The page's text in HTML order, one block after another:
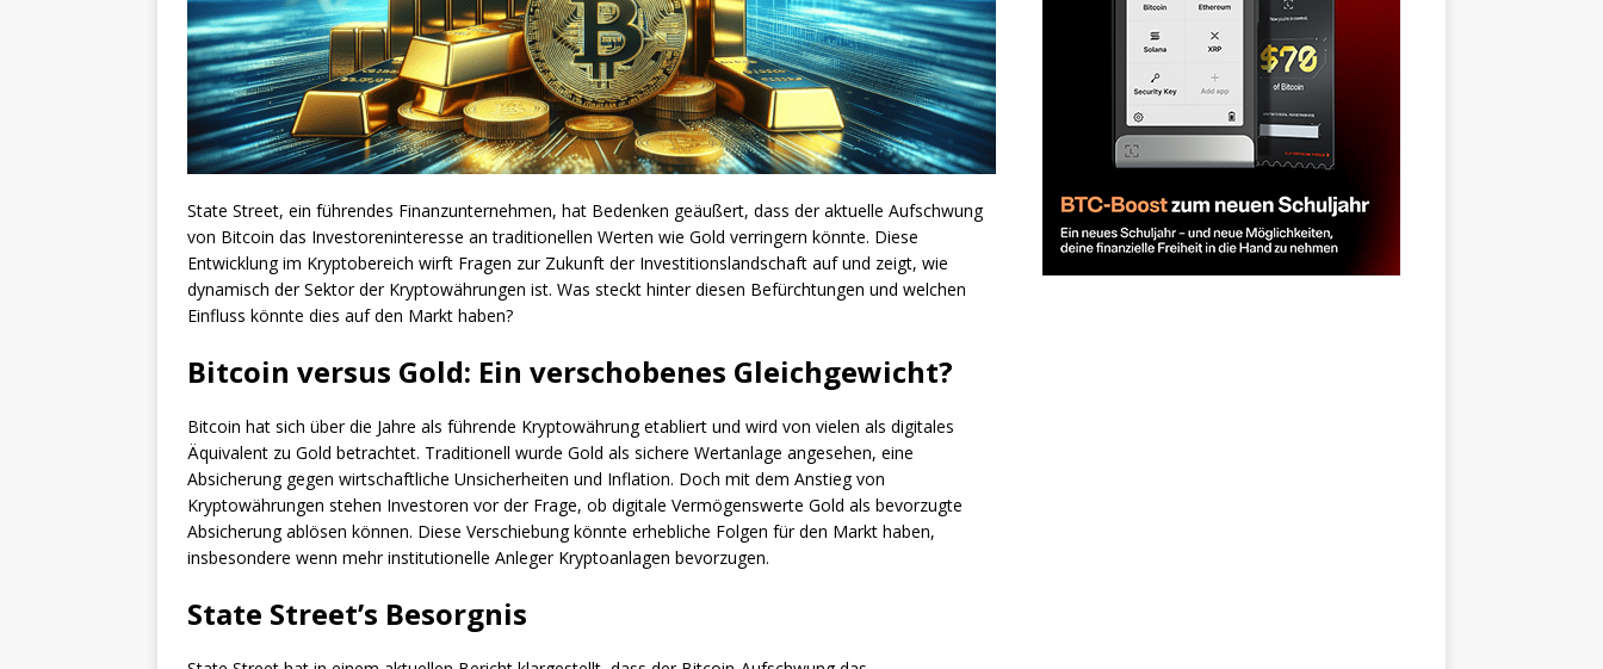
State Street, ein führendes Finanzunternehmen, hat Bedenken geäußert, dass der aktuelle Aufschwung
von Bitcoin das Investoreninteresse an traditionellen Werten wie Gold verringern könnte. Diese
Entwicklung im Kryptobereich wirft Fragen zur Zukunft der Investitionslandschaft auf und zeigt, wie
dynamisch der Sektor der Kryptowährungen ist. Was steckt hinter diesen Befürchtungen und welchen
Einfluss könnte dies auf den Markt haben?
Bitcoin versus Gold: Ein verschobenes Gleichgewicht?
Bitcoin hat sich über die Jahre als führende Kryptowährung etabliert und wird von vielen als digitales
Äquivalent zu Gold betrachtet. Traditionell wurde Gold als sichere Wertanlage angesehen, eine
Absicherung gegen wirtschaftliche Unsicherheiten und Inflation. Doch mit dem Anstieg von
Kryptowährungen stehen Investoren vor der Frage, ob digitale Vermögenswerte Gold als bevorzugte
Absicherung ablösen können. Diese Verschiebung könnte erhebliche Folgen für den Markt haben,
insbesondere wenn mehr institutionelle Anleger Kryptoanlagen bevorzugen.
State Street’s Besorgnis